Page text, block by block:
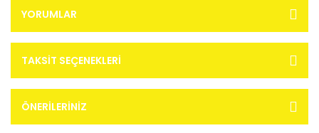
YORUMLAR
TAKSIT SEÇENEKLERI
ÖNERILERINIZ